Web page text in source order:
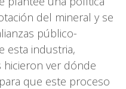
del mineral y se
público-
esta industria,
hicieron ver dónde
que este proceso